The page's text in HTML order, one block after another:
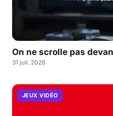
On ne scrolle pas
31 juil. 2026
JEUX VIDÉO